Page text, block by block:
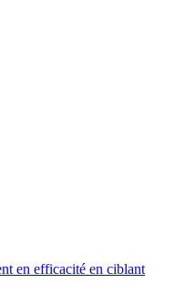
en efficacité en ciblant